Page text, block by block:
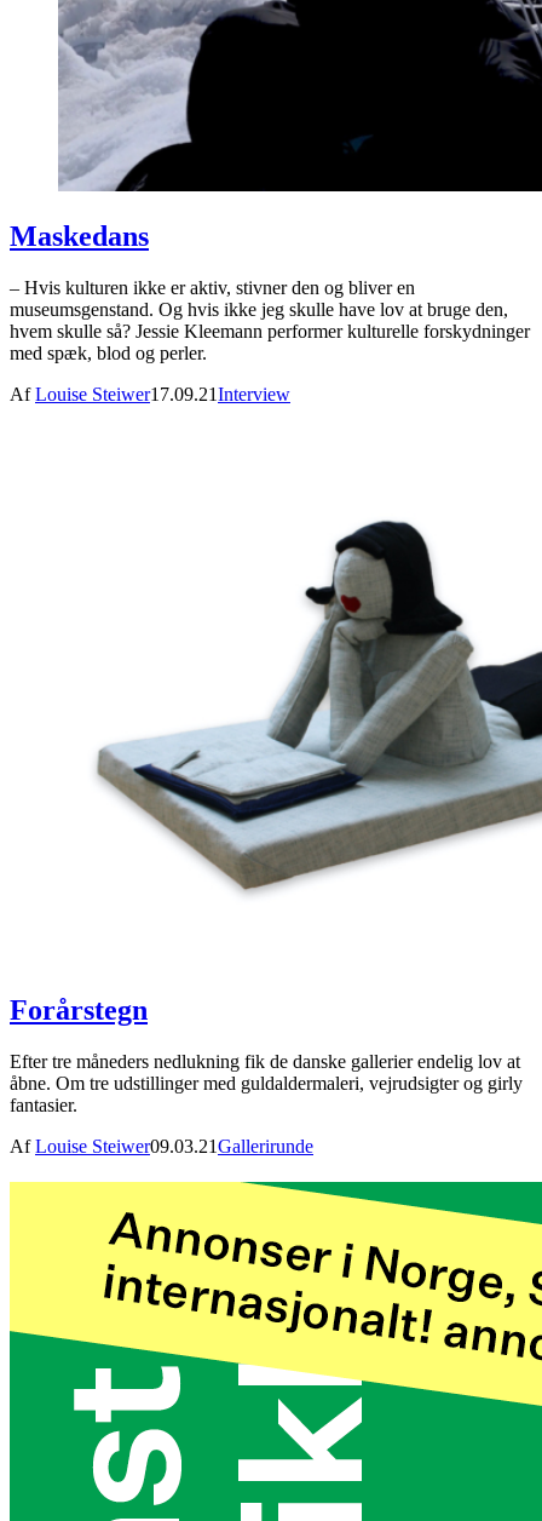
Maskedans
– Hvis kulturen ikke er aktiv, stivner den og bliver en
museumsgenstand. Og hvis ikke jeg skulle have lov at bruge den,
hvem skulle så? Jessie Kleemann performer kulturelle forskydninger
med spæk, blod og perler.
AfLouise Steiwer17.09.21Interview
Forårstegn
Efter tre måneders nedlukning fik de danske gallerier endelig lov at
åbne. Om tre udstillinger med guldaldermaleri, vejrudsigter og girly
fantasier.
AfLouise Steiwer09.03.21Gallerirunde